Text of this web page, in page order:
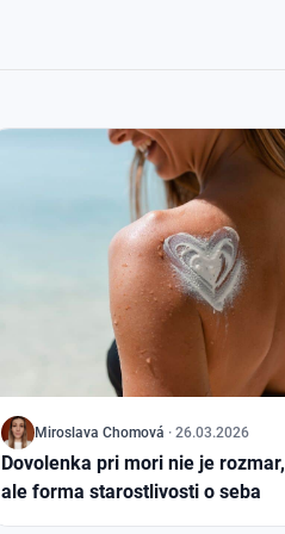
J Miroslava Chomová · 26.03.2026
Dovolenka pri mori nie je rozmar,
ale forma starostlivosti o seba